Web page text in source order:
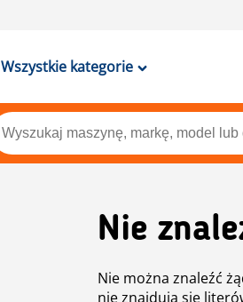
Wszystkie kategorie
Nie
Nie można znaleźć
nie znajdują się